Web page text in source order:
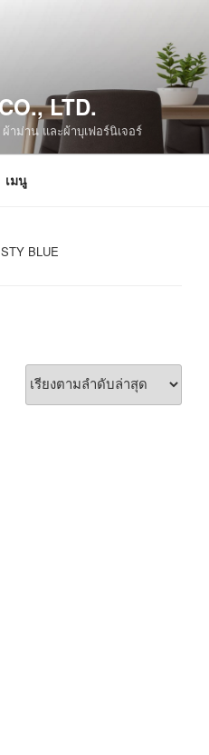
LTD.
ผ้าม่าน และผ้าบุเฟอร์นิเจอร์
เมนู
BLUE